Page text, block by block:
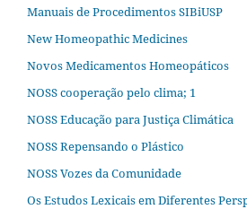
Manuais de Procedimentos SIBiUSP
New Homeopathic Medicines
Novos Medicamentos Homeopáticos
NOSS cooperação pelo clima; 1
NOSS Educação para Justiça Climática
NOSS Repensando o Plástico
NOSS Vozes da Comunidade
Os Estudos Lexicais em Diferentes